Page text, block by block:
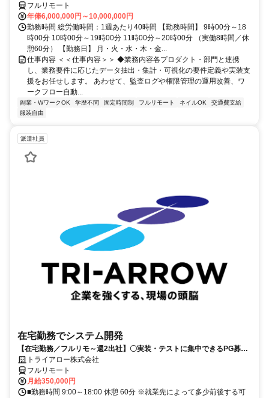
フルリモート
年俸6,000,000円～10,000,000円
勤務時間 総労働時間：1週あたり40時間 【勤務時間】 9時00分～18
時00分 10時00分～19時00分 11時00分～20時00分 （実働8時間／休
憩60分） 【勤務日】 月・火・水・木・金...
仕事内容 ＜＜仕事内容＞＞ ◆業務内容各プロダクト・部門と連携
し、業務要件に応じたデータ抽出・集計・可視化の要件定義や実装支
援をお任せします。 あわせて、監査ログや権限管理の運用改善、ワ
ークフロー自動...
副業・WワークOK 学歴不問 固定時間制 フルリモート ネイルOK
交通費支給
服装自由
派遣社員
在宅勤務でシステム開発
【在宅勤務／フルリモ～週2出社】〇実装・テストに集中できるPG募集
〇業務用端末貸与あり
トライアロー株式会社
フルリモート
月給350,000円
■勤務時間 9:00～18:00 休憩 60分 ※就業先によって多少前後する可